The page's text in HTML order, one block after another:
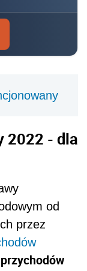
2022 - dla
od
przez